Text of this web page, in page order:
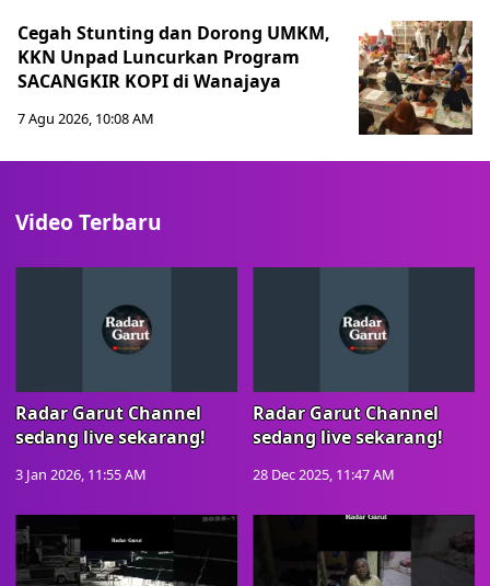
Cegah Stunting dan Dorong UMKM,
KKN Unpad Luncurkan Program
SACANGKIR KOPI di Wanajaya
7 Agu 2026, 10:08 AM
Video Terbaru
Radar Garut Channel
sedang live sekarang!
3 Jan 2026, 11:55 AM
Radar Garut Channel
sedang live sekarang!
28 Dec 2025, 11:47 AM